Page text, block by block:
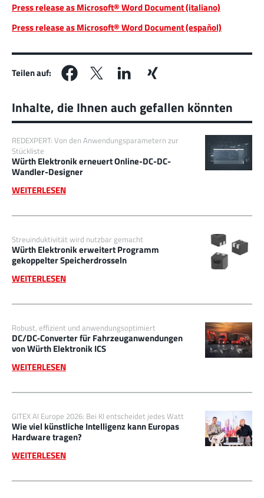
Press release as Microsoft® Word Document (italiano)
Press release as Microsoft® Word Document (español)
Teilen auf:
Inhalte, die Ihnen auch gefallen könnten
REDEXPERT: Von den Anwendungsparametern zur
Stückliste
Würth Elektronik erneuert Online-DC-DC-
Wandler-Designer
WEITERLESEN
Streuinduktivität wird nutzbar gemacht
Würth Elektronik erweitert Programm
gekoppelter Speicherdrosseln
WEITERLESEN
Robust, effizient und anwendungsoptimiert
DC/DC‑Converter für Fahrzeuganwendungen
von Würth Elektronik ICS
WEITERLESEN
GITEX AI Europe 2026: Bei KI entscheidet jedes Watt
Wie viel künstliche Intelligenz kann Europas
Hardware tragen?
WEITERLESEN